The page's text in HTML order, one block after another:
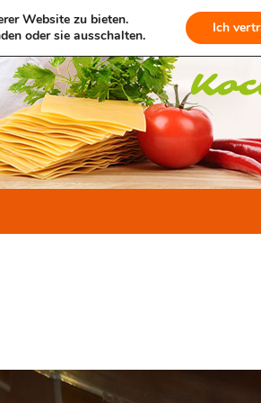
Website zu bieten.
oder sie ausschalten. Ich